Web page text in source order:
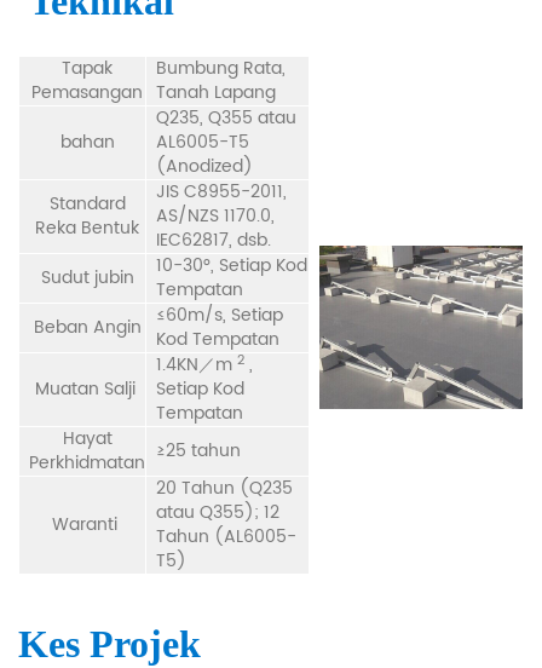
Tapak
Pemasangan
Bumbung Rata,
Tanah Lapang
bahan
Q235, Q355 atau
AL6005-T5
(Anodized)
Standard
Reka Bentuk
JIS C8955-2011,
AS/NZS 1170.0,
IEC62817, dsb.
Sudut jubin
10-30°, Setiap Kod
Tempatan
Beban Angin
≤60m/s, Setiap
Kod Tempatan
Muatan Salji
1.4KN／m 2 ,
Setiap Kod
Tempatan
Hayat
Perkhidmatan ≥25 tahun
Waranti
20 Tahun (Q235
atau Q355); 12
Tahun (AL6005-
T5)
Kes Projek